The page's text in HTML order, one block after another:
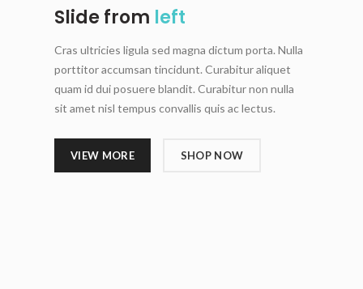
Slide from left
Cras ultricies ligula sed magna dictum porta. Nulla
porttitor accumsan tincidunt. Curabitur aliquet
quam id dui posuere blandit. Curabitur non nulla
sit amet nisl tempus convallis quis ac lectus.
VIEW MORE SHOP NOW